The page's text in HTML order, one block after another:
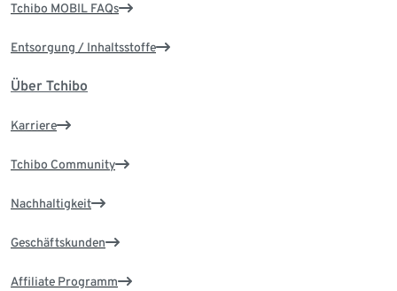
Tchibo MOBIL FAQs
Entsorgung / Inhaltsstoffe
Über Tchibo
Karriere
Tchibo Community
Nachhaltigkeit
Geschäftskunden
Affiliate Programm